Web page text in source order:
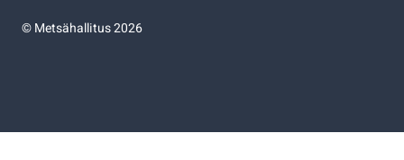
©Metsähallitus 2026